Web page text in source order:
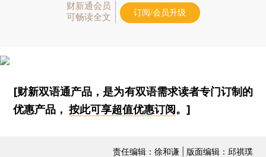
财新通会员
可畅读全文
订阅/会员升级
[财新双语通产品，是为有双语需求读者专门订制的
优惠产品，按此可享超值优惠订阅。]
责任编辑：徐和谦 | 版面编辑：邱祺璞